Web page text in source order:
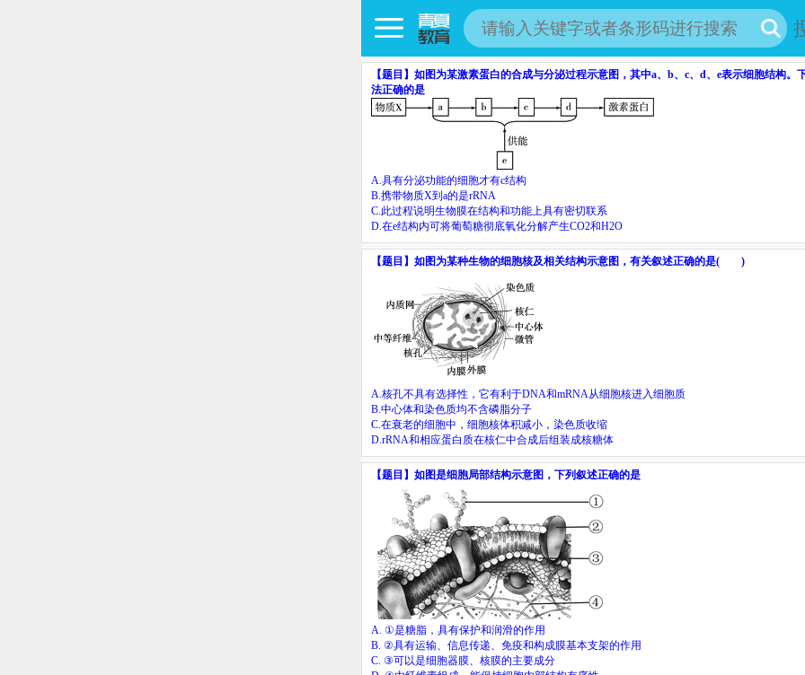
【题目】 如图为某激素蛋白的合成与分泌过程示意图，其中a、 b、 c、 d、 e表示细胞结构。
法正确的是
A.具有分泌功能的细胞才有c结构
B.携带物质X到 a的是rRNA
C.此过程说明生物膜在结构和功能上具有密切联系
D.在e结构内可将葡萄糖彻底氧化分解产生CO2和H2O
【题目】 如图为某种生物的细胞核及相关结构示意图，有关叙述正确的是( )
A.核孔不具有选择性，它有利于DNA和mRNA从细胞核进入细胞质
B.中心体和染色质均不含磷脂分子
C.在衰老的细胞中，细胞核体积减小，染色质收缩
D.rRNA和相应蛋白质在核仁中合成后组装成核糖体
【题目】 如图是细胞局部结构示意图，下列叙述正确的是
A. ①是糖脂，具有保护和润滑的作用
B. ②具有运输、信息传递、免疫和构成膜基本支架的作用
C. ③可以是细胞器膜、核膜的主要成分